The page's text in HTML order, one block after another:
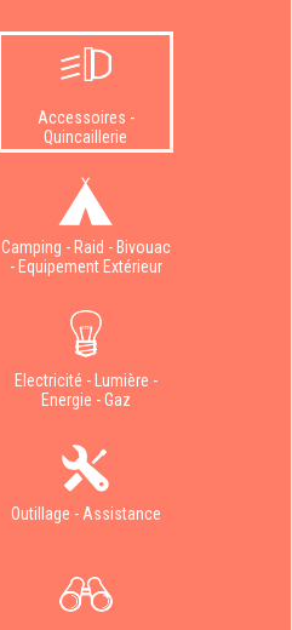
Accessoires -
Quincaillerie
Camping - Raid - Bivouac
- Equipement Extérieur
Electricité - Lumière -
Energie - Gaz
Outillage - Assistance